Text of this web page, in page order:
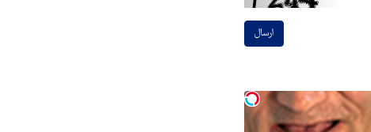
ارسال